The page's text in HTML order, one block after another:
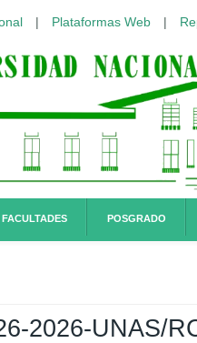
| Plataformas Web |
FACULTADES POSGRADO
2026-UNAS/